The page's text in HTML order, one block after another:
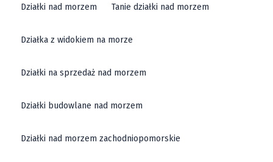
Janowice Wielkie.
Działka Janowice Wielkie - Dlaczego
Działki w Gminie Janowice Wielkie Są
Działki na sprzedaż w Janowicach Wielkich to oferta,
Działki nad morzem Tanie działki nad morzem
Działka z widokiem na morze
Działki na sprzedaż nad morzem
Działki budowlane nad morzem
Działki nad morzem zachodniopomorskie